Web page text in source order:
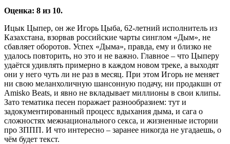
Оценка: 8 из 10.
Ицык Цыпер, он же Игорь Цыба, 62-летний исполнитель из
Казахстана, взорвав российские чарты синглом «Дым», не
сбавляет оборотов. Успех «Дыма», правда, ему и близко не
удалось повторить, но это и не важно. Главное – что Цыперу
удаётся удивлять примерно в каждом новом треке, а выходят
они у него чуть ли не раз в месяц. При этом Игорь не меняет
ни свою меланхоличную шансонную подачу, ни продакшн от
Аmisko Beats, и явно не вкладывает миллионы в свои клипы.
Зато тематика песен поражает разнообразием: тут и
задокументированный процесс вдыхания дыма, и сага о
сложностях межнационального секса, и жизненные истории
про ЗППП. И что интересно – заранее никогда не угадаешь, о
чём будет текст.